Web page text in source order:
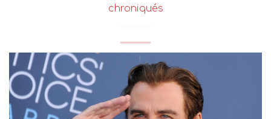
chroniqués